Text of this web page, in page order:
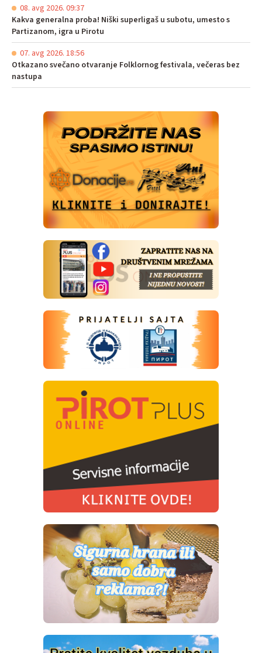
08. avg 2026. 09:37
Kakva generalna proba! Niški superligaš u subotu, umesto s
Partizanom, igra u Pirotu
07. avg 2026. 18:56
Otkazano svečano otvaranje Folklornog festivala, večeras bez
nastupa